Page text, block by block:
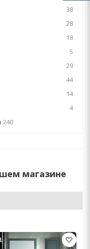
38
28
18
5
29
44
14
4
240
магазине